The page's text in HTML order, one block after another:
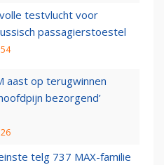
testvlucht voor
passagierstoestel
aast op terugwinnen
bezorgend’
telg 737 MAX-familie